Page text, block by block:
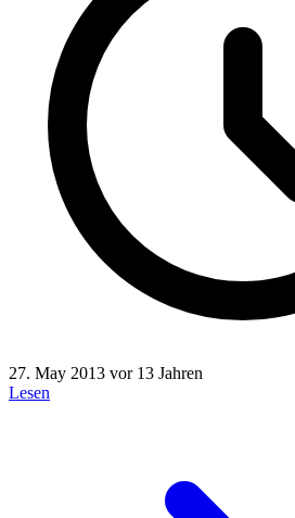
27. May 2013 vor 13 Jahren
Lesen